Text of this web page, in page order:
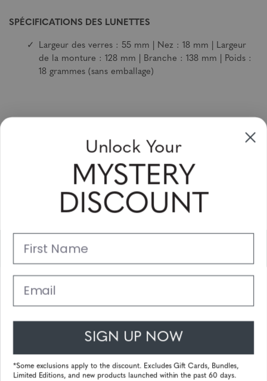
SPÉCIFICATIONS DES LUNETTES
Largeur des verres : 55 mm | Nez : 18 mm | Largeur
de la monture : 128 mm | Branche : 138 mm | Poids :
18 grammes (sans emballage)
Sign Up & Save
Sale up to 20% off for your next purchase in this month!
Support
Unlock Your
MYSTERY
DISCOUNT
First Name
Email
SIGN UP NOW
*Some exclusions apply to the discount. Excludes Gift Cards, Bundles,
Limited Editions, and new products launched within the past 60 days.